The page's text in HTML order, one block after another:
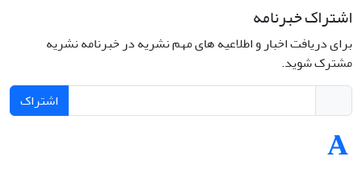
اشتراک خبرنامه
برای دریافت اخبار و اطلاعیه های مهم نشریه در خبرنامه نشریه
مشترک شوید.
اشتراک